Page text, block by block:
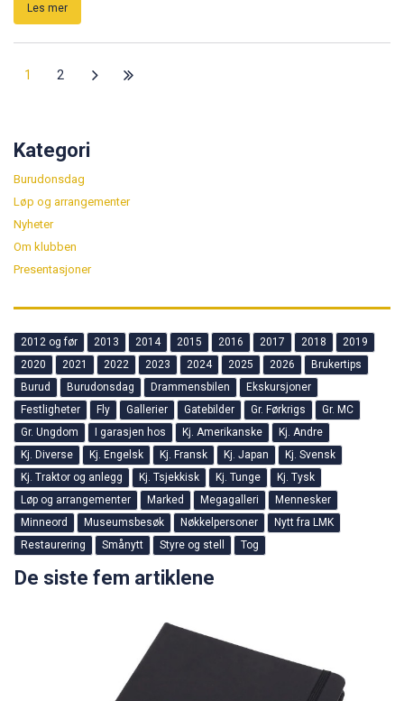
Les mer
1 2
Kategori
Burudonsdag
Løp og arrangementer
Nyheter
Om klubben
Presentasjoner
2012 og før 2013 2014 2015 2016 2017 2018
2019
2020
2021 2022 2023 2024 2025 2026
Brukertips
Burud
Burudonsdag Drammensbilen
Ekskursjoner
Festligheter
Fly Gallerier Gatebilder Gr. Førkrigs
Gr. MC
Gr. Ungdom
I garasjen hos Kj. Amerikanske
Kj. Andre
Kj. Diverse
Kj. Engelsk Kj. Fransk Kj. Japan
Kj. Svensk
Kj. Traktor og anlegg
Kj. Tsjekkisk Kj. Tunge
Kj. Tysk
Løp og arrangementer
Marked Megagalleri
Mennesker
Minneord
Museumsbesøk Nøkkelpersoner
Nytt fra LMK
Restaurering
Smånytt Styre og stell Tog
De siste fem artiklene